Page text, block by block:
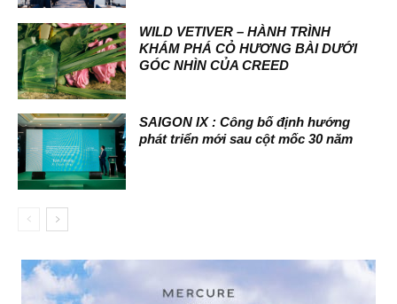
WILD VETIVER – HÀNH TRÌNH
KHÁM PHÁ CỎ HƯƠNG BÀI DƯỚI
GÓC NHÌN CỦA CREED
SAIGON IX : Công bố định hướng
phát triển mới sau cột mốc 30 năm